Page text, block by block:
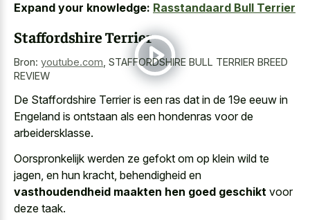
Expand your knowledge: Rasstandaard Bull Terrier
Staffordshire Terrier
Bron: youtube.com STAFFORDSHIRE BULL TERRIER BREED
REVIEW
De Staffordshire Terrier is een ras dat in de 19e eeuw in
Engeland is ontstaan als een hondenras voor de
arbeidersklasse.
Oorspronkelijk werden ze gefokt om op klein wild te
jagen, en hun kracht, behendigheid en
vasthoudendheid maakten hen goed geschikt voor
deze taak.